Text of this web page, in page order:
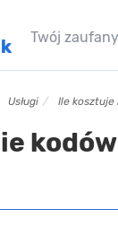
Twój
Usługi Ile kosztuje